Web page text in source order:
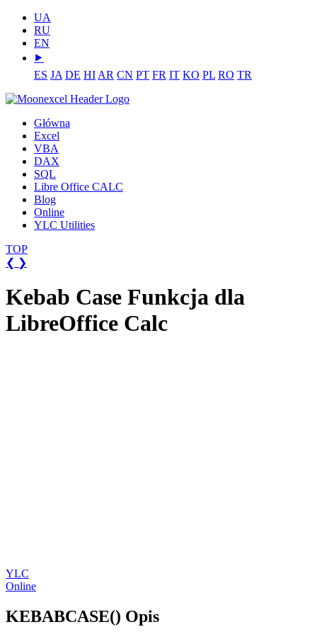
UA
RU
EN
⯈
ES JA DE HI AR CN PT FR IT KO PL RO TR
Główna
Excel
VBA
DAX
SQL
Libre Office CALC
Blog
Online
YLC Utilities
TOP
❮ ❯
Kebab Case Funkcja dla
LibreOffice Calc
YLC
Online
KEBABCASE() Opis